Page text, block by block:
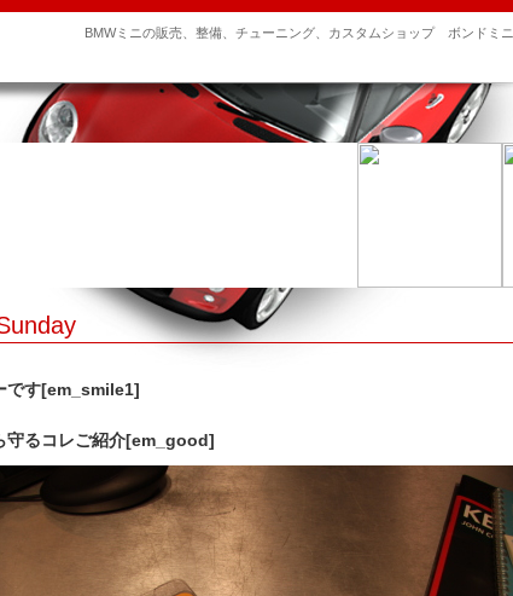
BMWミニの販売、整備、チューニング、カスタムショップ ボンドミニ
です[em_smile1]
守るコレご紹介[em_good]